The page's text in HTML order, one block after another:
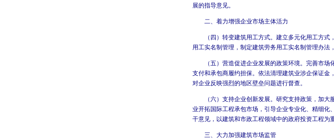
展的指导意见。
二、着力增强企业市场主体活力
（四）转变建筑用工方式。建立多元化用工方式
用工实名制管理，制定建筑劳务用工实名制管理办法
（五）营造促进企业发展的政策环境。完善市场
支付和承包商履约担保。依法清理建筑业涉企保证金
对企业反映强烈的地区壁垒问题进行督查。
（六）支持企业创新发展。研究支持政策，加大
业开拓国际工程承包市场，引导企业专业化、精细
干意见，以建筑和市政工程领域中的政府投资工程为
三、大力加强建筑市场监管